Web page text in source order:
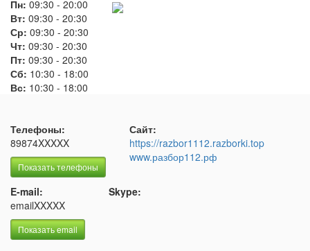
Пн: 09:30 - 20:00
Вт: 09:30 - 20:30
Ср: 09:30 - 20:30
Чт: 09:30 - 20:30
Пт: 09:30 - 20:30
Сб: 10:30 - 18:00
Вс: 10:30 - 18:00
Телефоны:
89874XXXXX
Показать телефоны
Сайт:
https://razbor1112.razborki.top
www.разбор112.рф
E-mail:
emailXXXXX
Показать email
Skype: